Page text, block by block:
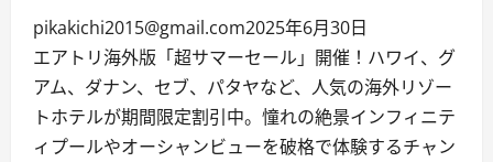
pikakichi2015@gmail.com2025年6月30日
エアトリ海外版「超サマーセール」開催！ハワイ、グ
アム、ダナン、セブ、パタヤなど、人気の海外リゾー
トホテルが期間限定割引中。憧れの絶景インフィニテ
ィプールやオーシャンビューを破格で体験するチャン